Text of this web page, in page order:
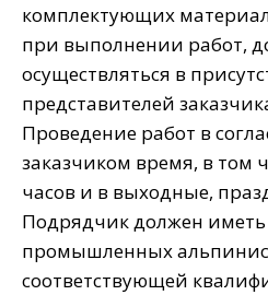
комплектующих
при выполнении работ,
осуществляться в
представителей
Проведение работ в
заказчиком время, в том
часов и в выходные,
Подрядчик должен
промышленных
соответствующей